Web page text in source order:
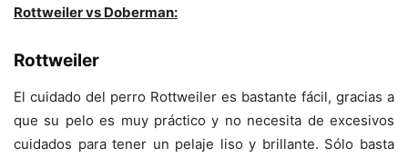
Rottweiler vs Doberman:
Rottweiler
El cuidado del perro Rottweiler es bastante fácil, gracias a
que su pelo es muy práctico y no necesita de excesivos
cuidados para tener un pelaje liso y brillante. Sólo basta